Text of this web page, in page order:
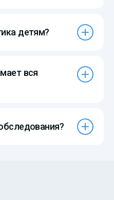
детям?
вся